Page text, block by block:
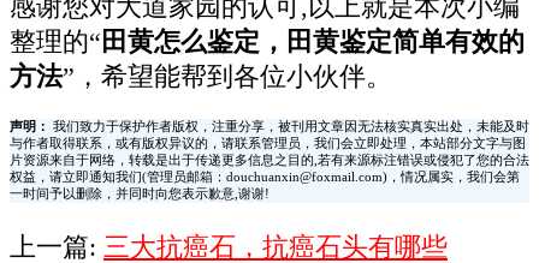
感谢您对大道家园的认可,以上就是本次小编
整理的“ 田黄怎么鉴定，田黄鉴定简单有效的
方法”，希望能帮到各位小伙伴。
声明：
我们致力于保护作者版权，注重分享，被刊用文章因无法核实真实出处，未能及时
与作者取得联系，或有版权异议的，请联系管理员，我们会立即处理，本站部分文字与图
片资源来自于网络，转载是出于传递更多信息之目的,若有来源标注错误或侵犯了您的合法
权益，请立即通知我们(管理员邮箱：douchuanxin@foxmail.com)，情况属实，我们会第
一时间予以删除，并同时向您表示歉意,谢谢!
上一篇: 三大抗癌石，抗癌石头有哪些